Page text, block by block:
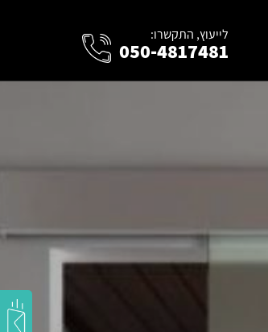
לייעוץ, התקשרו:
050-4817481